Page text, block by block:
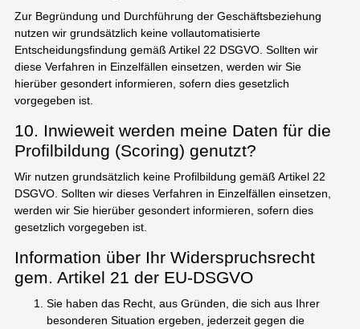
Zur Begründung und Durchführung der Geschäftsbeziehung
nutzen wir grundsätzlich keine vollautomatisierte
Entscheidungsfindung gemäß Artikel 22 DSGVO. Sollten wir
diese Verfahren in Einzelfällen einsetzen, werden wir Sie
hierüber gesondert informieren, sofern dies gesetzlich
vorgegeben ist.
10. Inwieweit werden meine Daten für die
Profilbildung (Scoring) genutzt?
Wir nutzen grundsätzlich keine Profilbildung gemäß Artikel 22
DSGVO. Sollten wir dieses Verfahren in Einzelfällen einsetzen,
werden wir Sie hierüber gesondert informieren, sofern dies
gesetzlich vorgegeben ist.
Information über Ihr Widerspruchsrecht
gem. Artikel 21 der EU-DSGVO
Sie haben das Recht, aus Gründen, die sich aus Ihrer
besonderen Situation ergeben, jederzeit gegen die